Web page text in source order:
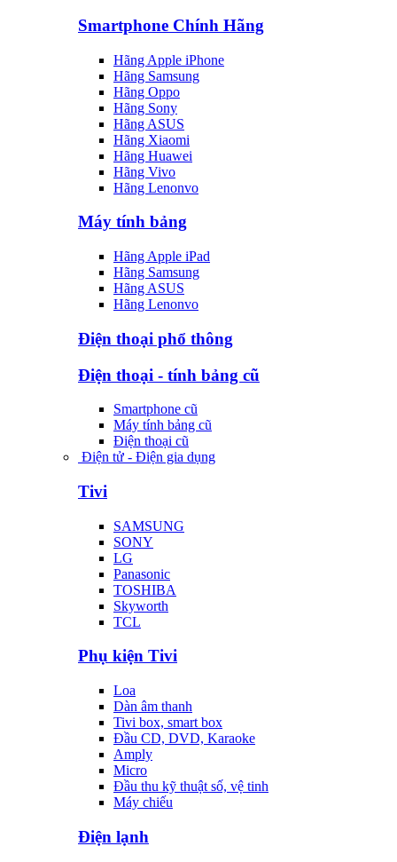
Smartphone Chính Hãng
Hãng Apple iPhone
Hãng Samsung
Hãng Oppo
Hãng Sony
Hãng ASUS
Hãng Xiaomi
Hãng Huawei
Hãng Vivo
Hãng Lenonvo
Máy tính bảng
Hãng Apple iPad
Hãng Samsung
Hãng ASUS
Hãng Lenonvo
Điện thoại phổ thông
Điện thoại - tính bảng cũ
Smartphone cũ
Máy tính bảng cũ
Điện thoại cũ
Điện tử - Điện gia dụng
Tivi
SAMSUNG
SONY
LG
Panasonic
TOSHIBA
Skyworth
TCL
Phụ kiện Tivi
Loa
Dàn âm thanh
Tivi box, smart box
Đầu CD, DVD, Karaoke
Amply
Micro
Đầu thu kỹ thuật số, vệ tinh
Máy chiếu
Điện lạnh